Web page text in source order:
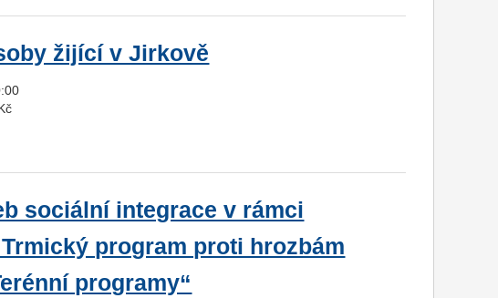
žijící v Jirkově
sociální integrace v rámci
program proti hrozbám
programy“